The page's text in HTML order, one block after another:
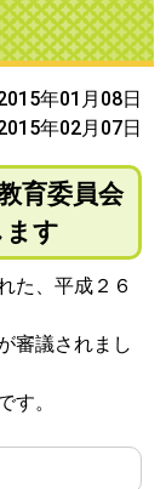
年01月08日
年02月07日
育委員会
す
、平成２６
審議されまし
。